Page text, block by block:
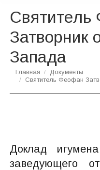
Затворник
Запада
Вы здесь:
Главная
Документы
Святитель Феофан
Доклад
заведующего